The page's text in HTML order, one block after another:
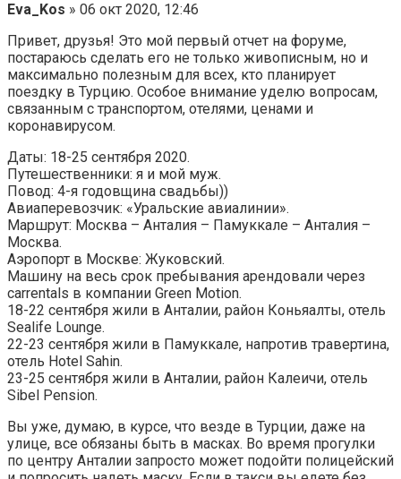
Eva_Kos » 06 окт 2020, 12:46
Привет, друзья! Это мой первый отчет на форуме,
постараюсь сделать его не только живописным, но и
максимально полезным для всех, кто планирует
поездку в Турцию. Особое внимание уделю вопросам,
связанным с транспортом, отелями, ценами и
коронавирусом.
Даты: 18-25 сентября 2020.
Путешественники: я и мой муж.
Повод: 4-я годовщина свадьбы))
Авиаперевозчик: «Уральские авиалинии».
Маршрут: Москва – Анталия – Памуккале – Анталия –
Москва.
Аэропорт в Москве: Жуковский.
Машину на весь срок пребывания арендовали через
carrentals в компании Green Motion.
18-22 сентября жили в Анталии, район Коньяалты, отель
Sealife Lounge.
22-23 сентября жили в Памуккале, напротив травертина,
отель Hotel Sahin.
23-25 сентября жили в Анталии, район Калеичи, отель
Sibel Pension.
Вы уже, думаю, в курсе, что везде в Турции, даже на
улице, все обязаны быть в масках. Во время прогулки
по центру Анталии запросто может подойти полицейский